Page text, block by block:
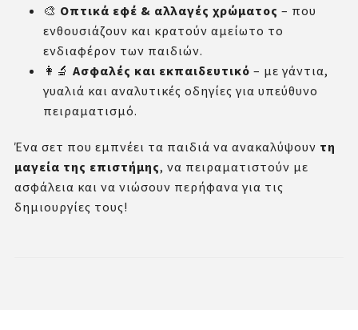
🎨 Οπτικά εφέ & αλλαγές χρώματος – που
ενθουσιάζουν και κρατούν αμείωτο το
ενδιαφέρον των παιδιών.
👩‍🔬 Ασφαλές και εκπαιδευτικό – με γάντια,
γυαλιά και αναλυτικές οδηγίες για υπεύθυνο
πειραματισμό.
Ένα σετ που εμπνέει τα παιδιά να ανακαλύψουν τη
μαγεία της επιστήμης, να πειραματιστούν με
ασφάλεια και να νιώσουν περήφανα για τις
δημιουργίες τους!